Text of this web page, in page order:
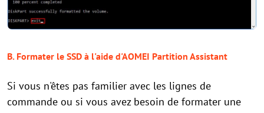
B. Formater le SSD à l'aide d'AOMEI Partition Assistant
Si vous n'êtes pas familier avec les lignes de
commande ou si vous avez besoin de formater une